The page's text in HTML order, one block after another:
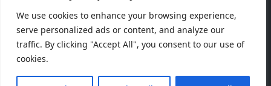
We use cookies to enhance your browsing experience,
serve personalized ads or content, and analyze our
traffic. By clicking "Accept All", you consent to our use of
cookies.
info@jbbatterychina.com
プライバシーポリシー